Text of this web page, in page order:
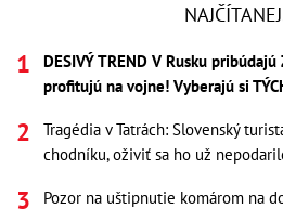
DESIVÝ TREND V Rusku pribúdajú
profitujú na vojne! Vyberajú si
Tragédia v Tatrách: Slovenský
chodníku, oživiť sa ho už
Pozor na uštipnutie komárom na